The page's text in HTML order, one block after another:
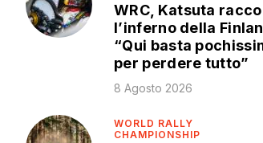
WRC, Katsuta
l’inferno della
“Qui basta
per perdere tutto”
8 Agosto 2026
WORLD RALLY
CHAMPIONSHIP